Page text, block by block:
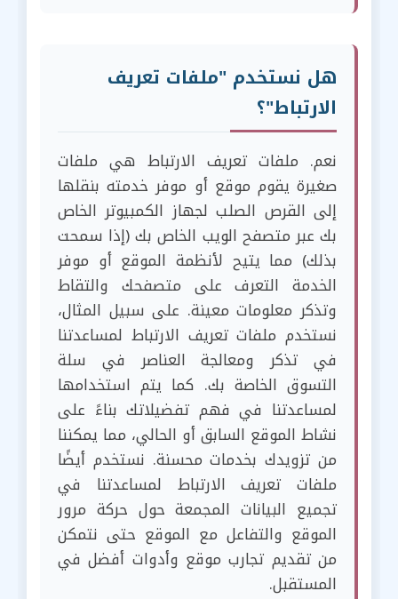
هل نستخدم "ملفات تعريف
الارتباط"؟
نعم. ملفات تعريف الارتباط هي ملفات
صغيرة يقوم موقع أو موفر خدمته بنقلها
إلى القرص الصلب لجهاز الكمبيوتر الخاص
بك عبر متصفح الويب الخاص بك (إذا سمحت
بذلك) مما يتيح لأنظمة الموقع أو موفر
الخدمة التعرف على متصفحك والتقاط
وتذكر معلومات معينة. على سبيل المثال،
نستخدم ملفات تعريف الارتباط لمساعدتنا
في تذكر ومعالجة العناصر في سلة
التسوق الخاصة بك. كما يتم استخدامها
لمساعدتنا في فهم تفضيلاتك بناءً على
نشاط الموقع السابق أو الحالي، مما يمكننا
من تزويدك بخدمات محسنة. نستخدم أيضًا
ملفات تعريف الارتباط لمساعدتنا في
تجميع البيانات المجمعة حول حركة مرور
الموقع والتفاعل مع الموقع حتى نتمكن
من تقديم تجارب موقع وأدوات أفضل في
المستقبل.